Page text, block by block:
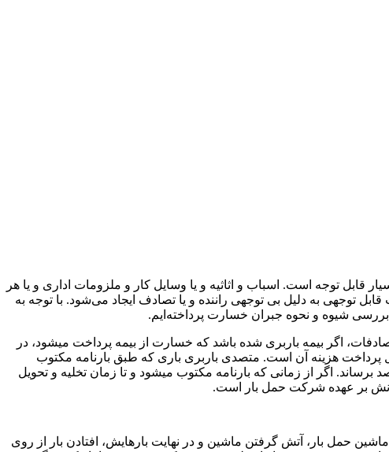
قابل توجه است. اسباب و اثاثیه و یا وسایل کار و ملزومات اداری و یا هر
توجهی به دلیل بی توجهی راننده و یا تصادف ایجاد می‌شود. با توجه به
شیوه و نحوه جبران خسارت پرداخته‌ایم.
اگر بیمه باربری شده باشد که خسارت از بیمه پرداخت میشود، در
هزینه آن است. متصدی باربری باری که طبق بارنامه مکتوب
برساند. اگر از زمانی که بارنامه مکتوب میشود و تا زمان تخلیه و تحویل
بر عهده شرکت حمل بار است.
حمل بار، آتش گرفتن ماشین و در نهایت بارهایش، افتادن بار از روی